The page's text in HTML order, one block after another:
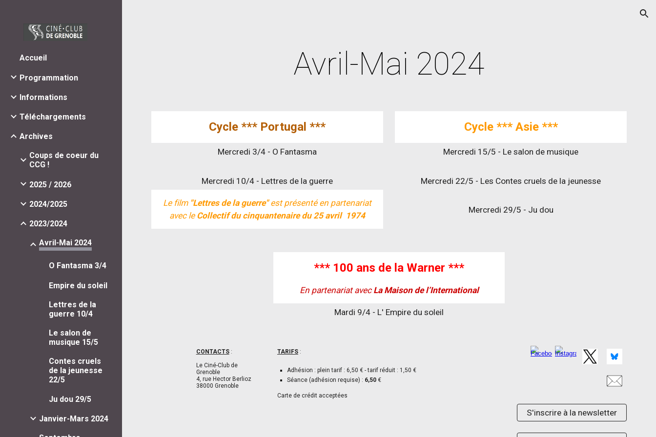
Accueil
Programmation
Informations
Téléchargements
Archives
Coups de coeur du
CCG !
2025 / 2026
2024/2025
2023/2024
Avril-Mai 2024
O Fantasma 3/4
Empire du soleil
Lettres de la
guerre 10/4
Le salon de
musique 15/5
Contes cruels
de la jeunesse
22/5
Ju dou 29/5
Janvier-Mars 2024
Avril-Mai 2024
Cycle *** Portugal ***
Mercredi 3/4 - O Fantasma
Mercredi 10/4 - Lettres de la guerre
Le film "Lettres de la guerre"est présenté en partenariat
avec le Collectif du cinquantenaire du 25 avril 1974
Cycle *** Asie ***
Mercredi 15/5 - Le salon de musique
Mercredi 22/5 - Les Contes cruels de la jeunesse
Mercredi 29/5 - Ju dou
*** 100 ans de la Warner ***
En partenariat avec La Maison de l’International
Mardi 9/4 - L' Empire du soleil
CONTACTS:
Le Ciné-Club de
Grenoble
4, rue Hector Berlioz
38000 Grenoble
TARIFS:
Adhésion : plein tarif : 6,50 € - tarif réduit : 1,50 €
Séance (adhésion requise) : 6,50 €
Carte de crédit acceptées
S'inscrire à la newsletter